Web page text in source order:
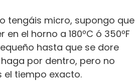
tengáis micro, supongo que
en el horno a 180ºC ó 350ºF
hasta que se dore
por dentro, pero no
el tiempo exacto.